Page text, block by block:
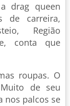
drag queen
de carreira,
Região
conta que
roupas. O
de seu
nos palcos se